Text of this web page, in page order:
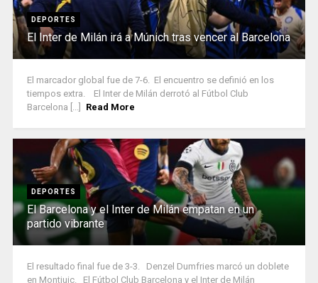
DEPORTES
El Inter de Milán irá a Múnich tras vencer al Barcelona
El marcador global fue de 7-6. El encuentro se definió en los
tiempos extra. El Inter de Milán derrotó al Fútbol Club
Barcelona [...]
Read More
DEPORTES
El Barcelona y el Inter de Milán empatan en un
partido vibrante
El resultado final fue de 3-3. Denzel Dumfries marcó un doblete
en Montjuic. El Fútbol Club Barcelona y el Inter de Milán